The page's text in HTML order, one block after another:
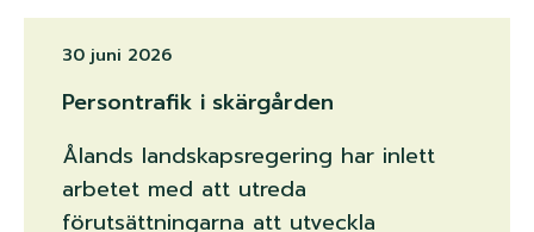
30 juni 2026
Persontrafik i skärgården
Ålands landskapsregering har inlett
arbetet med att utreda
förutsättningarna att utveckla